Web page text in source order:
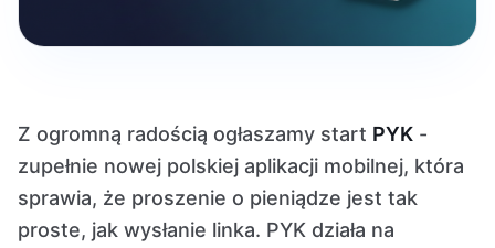
Z ogromną radością ogłaszamy start PYK -
zupełnie nowej polskiej aplikacji mobilnej, która
sprawia, że proszenie o pieniądze jest tak
proste, jak wysłanie linka. PYK działa na